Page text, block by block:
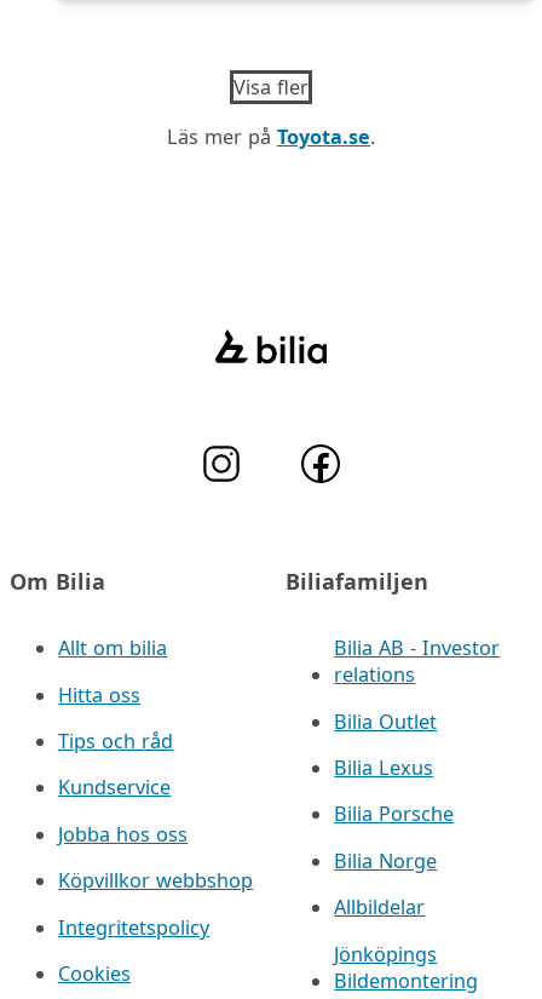
Visa fler
Läs mer på Toyota.se.
Om Bilia
Allt om bilia
Hitta oss
Tips och råd
Kundservice
Jobba hos oss
Köpvillkor webbshop
Integritetspolicy
Cookies
Biliafamiljen
Bilia AB - Investor
relations
Bilia Outlet
Bilia Lexus
Bilia Porsche
Bilia Norge
Allbildelar
Jönköpings
Bildemontering